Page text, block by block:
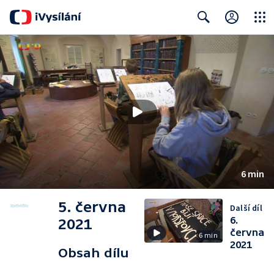
Search Close
6 min
5. června
2021
Obsah dílu
6 min
Další díl
6.
června
2021